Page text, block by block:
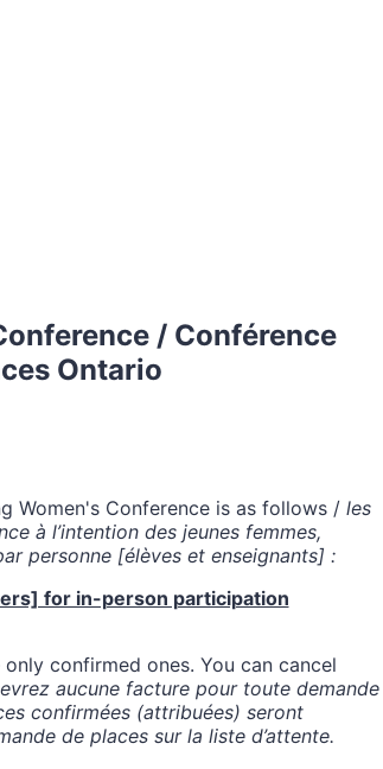
/ Conférence
Ontario
Women's Conference is as follows / les
à l’intention des jeunes femmes,
personne [élèves et enseignants] :
for in-person participation
confirmed ones. You can cancel
aucune facture pour toute demande
confirmées (attribuées) seront
de places sur la liste d’attente.